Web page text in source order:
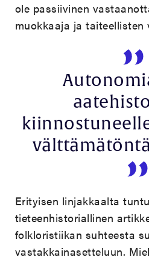
ole passiivinen
muokkaaja ja taiteellisten
Erityisen linjakkaalta
tieteenhistoriallinen
folkloristiikan suhteesta
vastakkainasetteluun.